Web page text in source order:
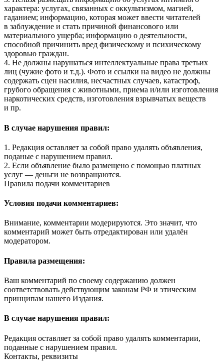
характера: услугах, связанных с оккультизмом, магией,
гаданием; информацию, которая может ввести читателей
в заблуждение и стать причиной финансового или
материального ущерба; информацию о деятельности,
способной причинить вред физическому и психическому
здоровью граждан.
4. Не должны нарушаться интеллектуальные права третьих
лиц (чужие фото и т.д.). Фото и ссылки на видео не должны
содержать сцен насилия, несчастных случаев, катастроф,
грубого обращения с животными, приема и/или изготовления
наркотических средств, изготовления взрывчатых веществ
и пр.
В случае нарушения правил:
1. Редакция оставляет за собой право удалять объявления,
поданые с нарушением правил.
2. Если объявление было размещено с помощью платных
услуг — деньги не возвращаются.
Правила подачи комментариев
Условия подачи комментариев:
Внимание, комментарии модерируются. Это значит, что
комментарий может быть отредактирован или удалён
модератором.
Правила размещения:
Ваш комментарий по своему содержанию должен
соответствовать действующим законам РФ и этическим
принципам нашего Издания.
В случае нарушения правил:
Редакция оставляет за собой право удалять комментарии,
поданные с нарушением правил.
Контакты, реквизиты